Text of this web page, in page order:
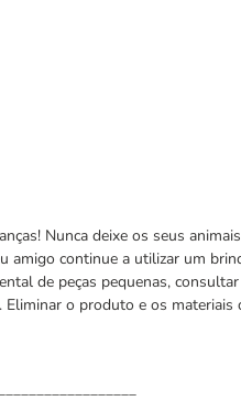
Nunca deixe os seus
amigo continue a utilizar um
de peças pequenas,
o produto e os materiais